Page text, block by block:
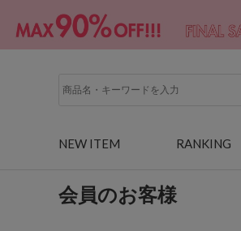
NEW ITEM RANKING
会員のお客様